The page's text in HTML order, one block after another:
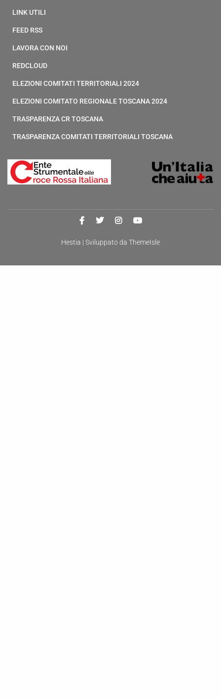
LINK UTILI
FEED RSS
LAVORA CON NOI
REDCLOUD
ELEZIONI COMITATI TERRITORIALI 2024
ELEZIONI COMITATO REGIONALE TOSCANA 2024
TRASPARENZA CR TOSCANA
TRASPARENZA COMITATI TERRITORIALI TOSCANA
Hestia | Sviluppato da ThemeIsle